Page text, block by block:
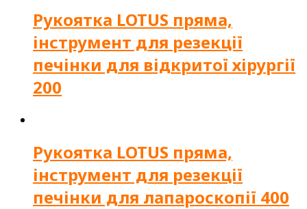
Рукоятка LOTUS пряма,
інструмент для резекції
печінки для відкритої хірургії
200
Рукоятка LOTUS пряма,
інструмент для резекції
печінки для лапароскопії 400